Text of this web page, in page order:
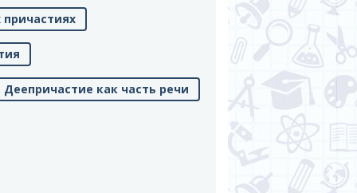
Деепричастие как часть речи